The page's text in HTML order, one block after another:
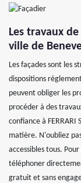
Les travaux
ville de
Les façades sont les
dispositions
peuvent obliger les
procéder à des
confiance à
matière. N'oubliez
accessibles tous.
téléphoner
gratuit et sans